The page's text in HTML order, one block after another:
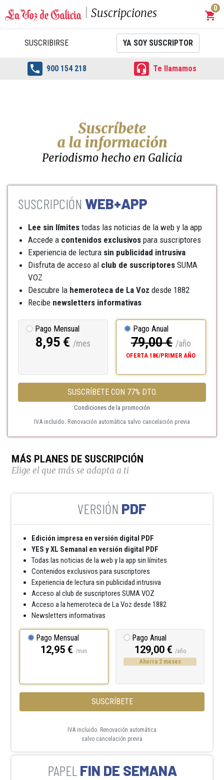
Suscripciones shopping_cart
0
SUSCRIBIRSE YA SOY SUSCRIPTOR
 900 154 218  Te llamamos
WEB+APP
Lee sin límites todas las noticias de la web y la app
Accede a contenidos exclusivos para suscriptores
Experiencia de lectura sin publicidad intrusiva
Disfruta de acceso al club de suscriptores SUMA
VOZ
Descubre la hemeroteca de La Voz desde 1882
Recibe newsletters informativas
Pago Mensual
8,95 € /mes
Pago Anual
79,00 € /año
OFERTA 18€/PRIMER AÑO
SUSCRÍBETE CON 77% DTO.
Condiciones de la promoción
IVA incluido. Renovación automática salvo cancelación previa
MÁS PLANES DE SUSCRIPCIÓN
Elige el que más se adapta a ti
PDF
Edición impresa en versión digital PDF
YES y XL Semanal en versión digital PDF
Todas las noticias de la web y la app sin límites
Contenidos exclusivos para suscriptores
Experiencia de lectura sin publicidad intrusiva
Acceso al club de suscriptores SUMA VOZ
Acceso a la hemeroteca de La Voz desde 1882
Newsletters informativas
Pago Mensual
12,95 € /mes
Pago Anual
129,00 € /año
Ahorra 2 meses
SUSCRÍBETE
IVA incluido. Renovación automática
salvo cancelación previa
FIN DE SEMANA